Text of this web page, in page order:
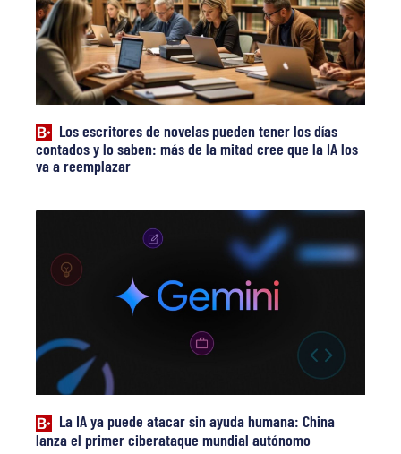
Los escritores de novelas pueden tener los días
contados y lo saben: más de la mitad cree que la IA los
va a reemplazar
La IA ya puede atacar sin ayuda humana: China
lanza el primer ciberataque mundial autónomo